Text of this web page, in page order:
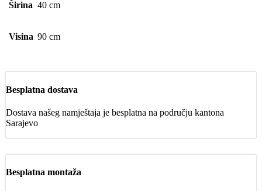
Širina 40 cm
Visina 90 cm
Besplatna dostava
Dostava našeg namještaja je besplatna na području kantona
Sarajevo
Besplatna montaža